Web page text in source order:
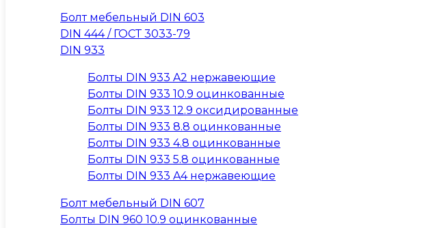
Болт мебельный DIN 603
DIN 444 / ГОСТ 3033-79
DIN 933
Болты DIN 933 A2 нержавеющие
Болты DIN 933 10.9 оцинкованные
Болты DIN 933 12.9 оксидированные
Болты DIN 933 8.8 оцинкованные
Болты DIN 933 4.8 оцинкованные
Болты DIN 933 5.8 оцинкованные
Болты DIN 933 A4 нержавеющие
Болт мебельный DIN 607
Болты DIN 960 10.9 оцинкованные